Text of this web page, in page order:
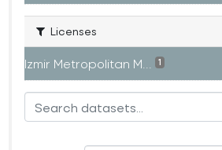
Licenses
Izmir Metropolitan M... 1